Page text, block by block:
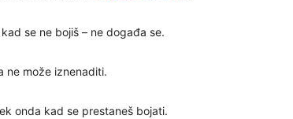
se ne bojiš – ne događa se.
ne može iznenaditi.
onda kad se prestaneš bojati.